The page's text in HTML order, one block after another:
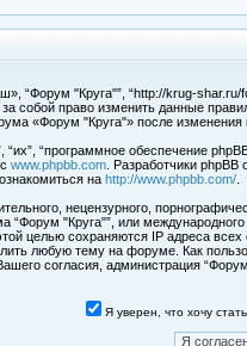
“Форум "Круга"”, “http://krug-
собой право изменить данные
«Форум "Круга"» после
“программное обеспечение
www.phpbb.com . Разработчики
на http://www.phpbb.com/
нецензурного,
“Форум "Круга"”, или
целью сохраняются IP адреса
любую тему на форуме. Как
согласия, администрация
Я уверен, что хочу